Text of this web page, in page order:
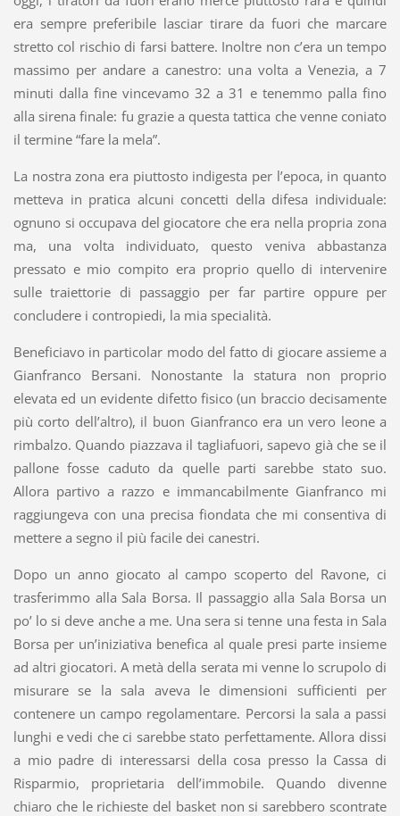
era sempre preferibile lasciar tirare da fuori che marcare
stretto col rischio di farsi battere. Inoltre non c’era un tempo
massimo per andare a canestro: una volta a Venezia, a 7
minuti dalla fine vincevamo 32 a 31 e tenemmo palla fino
alla sirena finale: fu grazie a questa tattica che venne coniato
il termine “fare la mela”.
La nostra zona era piuttosto indigesta per l’epoca, in quanto
metteva in pratica alcuni concetti della difesa individuale:
ognuno si occupava del giocatore che era nella propria zona
ma, una volta individuato, questo veniva abbastanza
pressato e mio compito era proprio quello di intervenire
sulle traiettorie di passaggio per far partire oppure per
concludere i contropiedi, la mia specialità.
Beneficiavo in particolar modo del fatto di giocare assieme a
Gianfranco Bersani. Nonostante la statura non proprio
elevata ed un evidente difetto fisico (un braccio decisamente
più corto dell’altro), il buon Gianfranco era un vero leone a
rimbalzo. Quando piazzava il tagliafuori, sapevo già che se il
pallone fosse caduto da quelle parti sarebbe stato suo.
Allora partivo a razzo e immancabilmente Gianfranco mi
raggiungeva con una precisa fiondata che mi consentiva di
mettere a segno il più facile dei canestri.
Dopo un anno giocato al campo scoperto del Ravone, ci
trasferimmo alla Sala Borsa. Il passaggio alla Sala Borsa un
po’ lo si deve anche a me. Una sera si tenne una festa in Sala
Borsa per un’iniziativa benefica al quale presi parte insieme
ad altri giocatori. A metà della serata mi venne lo scrupolo di
misurare se la sala aveva le dimensioni sufficienti per
contenere un campo regolamentare. Percorsi la sala a passi
lunghi e vedi che ci sarebbe stato perfettamente. Allora dissi
a mio padre di interessarsi della cosa presso la Cassa di
Risparmio, proprietaria dell’immobile. Quando divenne
chiaro che le richieste del basket non si sarebbero scontrate